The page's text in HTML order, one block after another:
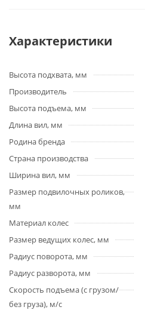
Характеристики
Высота подхвата, мм
Производитель
Высота подъема, мм
Длина вил, мм
Родина бренда
Страна производства
Ширина вил, мм
Размер подвилочных роликов,
мм
Материал колес
Размер ведущих колес, мм
Радиус поворота, мм
Радиус разворота, мм
Скорость подъема (с грузом/
без груза), м/с